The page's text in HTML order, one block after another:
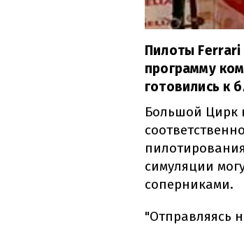
Пилоты
программу
готовились к
Большой Цирк
симуляции
соперниками.
"Отправляясь